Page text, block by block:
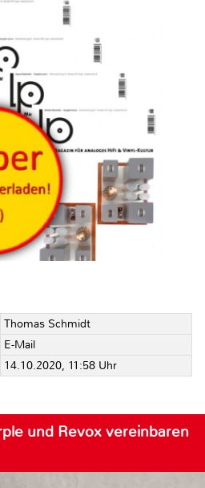
Thomas Schmidt
E-Mail
14.10.2020, 11:58 Uhr
und Revox vereinbaren